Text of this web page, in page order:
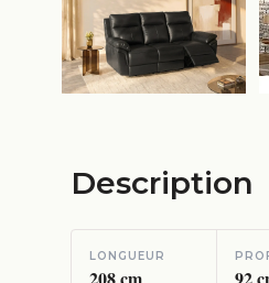
Description
LONGUEUR